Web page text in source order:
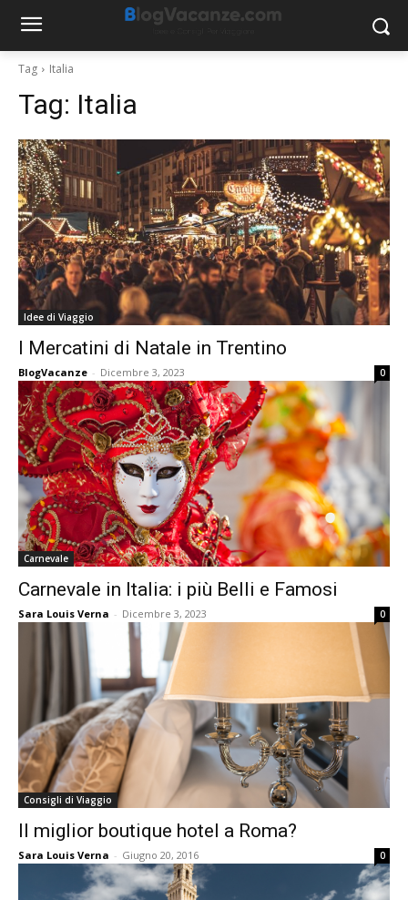
Tag Italia
Tag: Italia
Idee di Viaggio
I Mercatini di Natale in Trentino
BlogVacanze - Dicembre 3, 2023 0
Carnevale
Carnevale in Italia: i più Belli e Famosi
Sara Louis Verna - Dicembre 3, 2023 0
Consigli di Viaggio
Il miglior boutique hotel a Roma?
Sara Louis Verna - Giugno 20, 2016 0